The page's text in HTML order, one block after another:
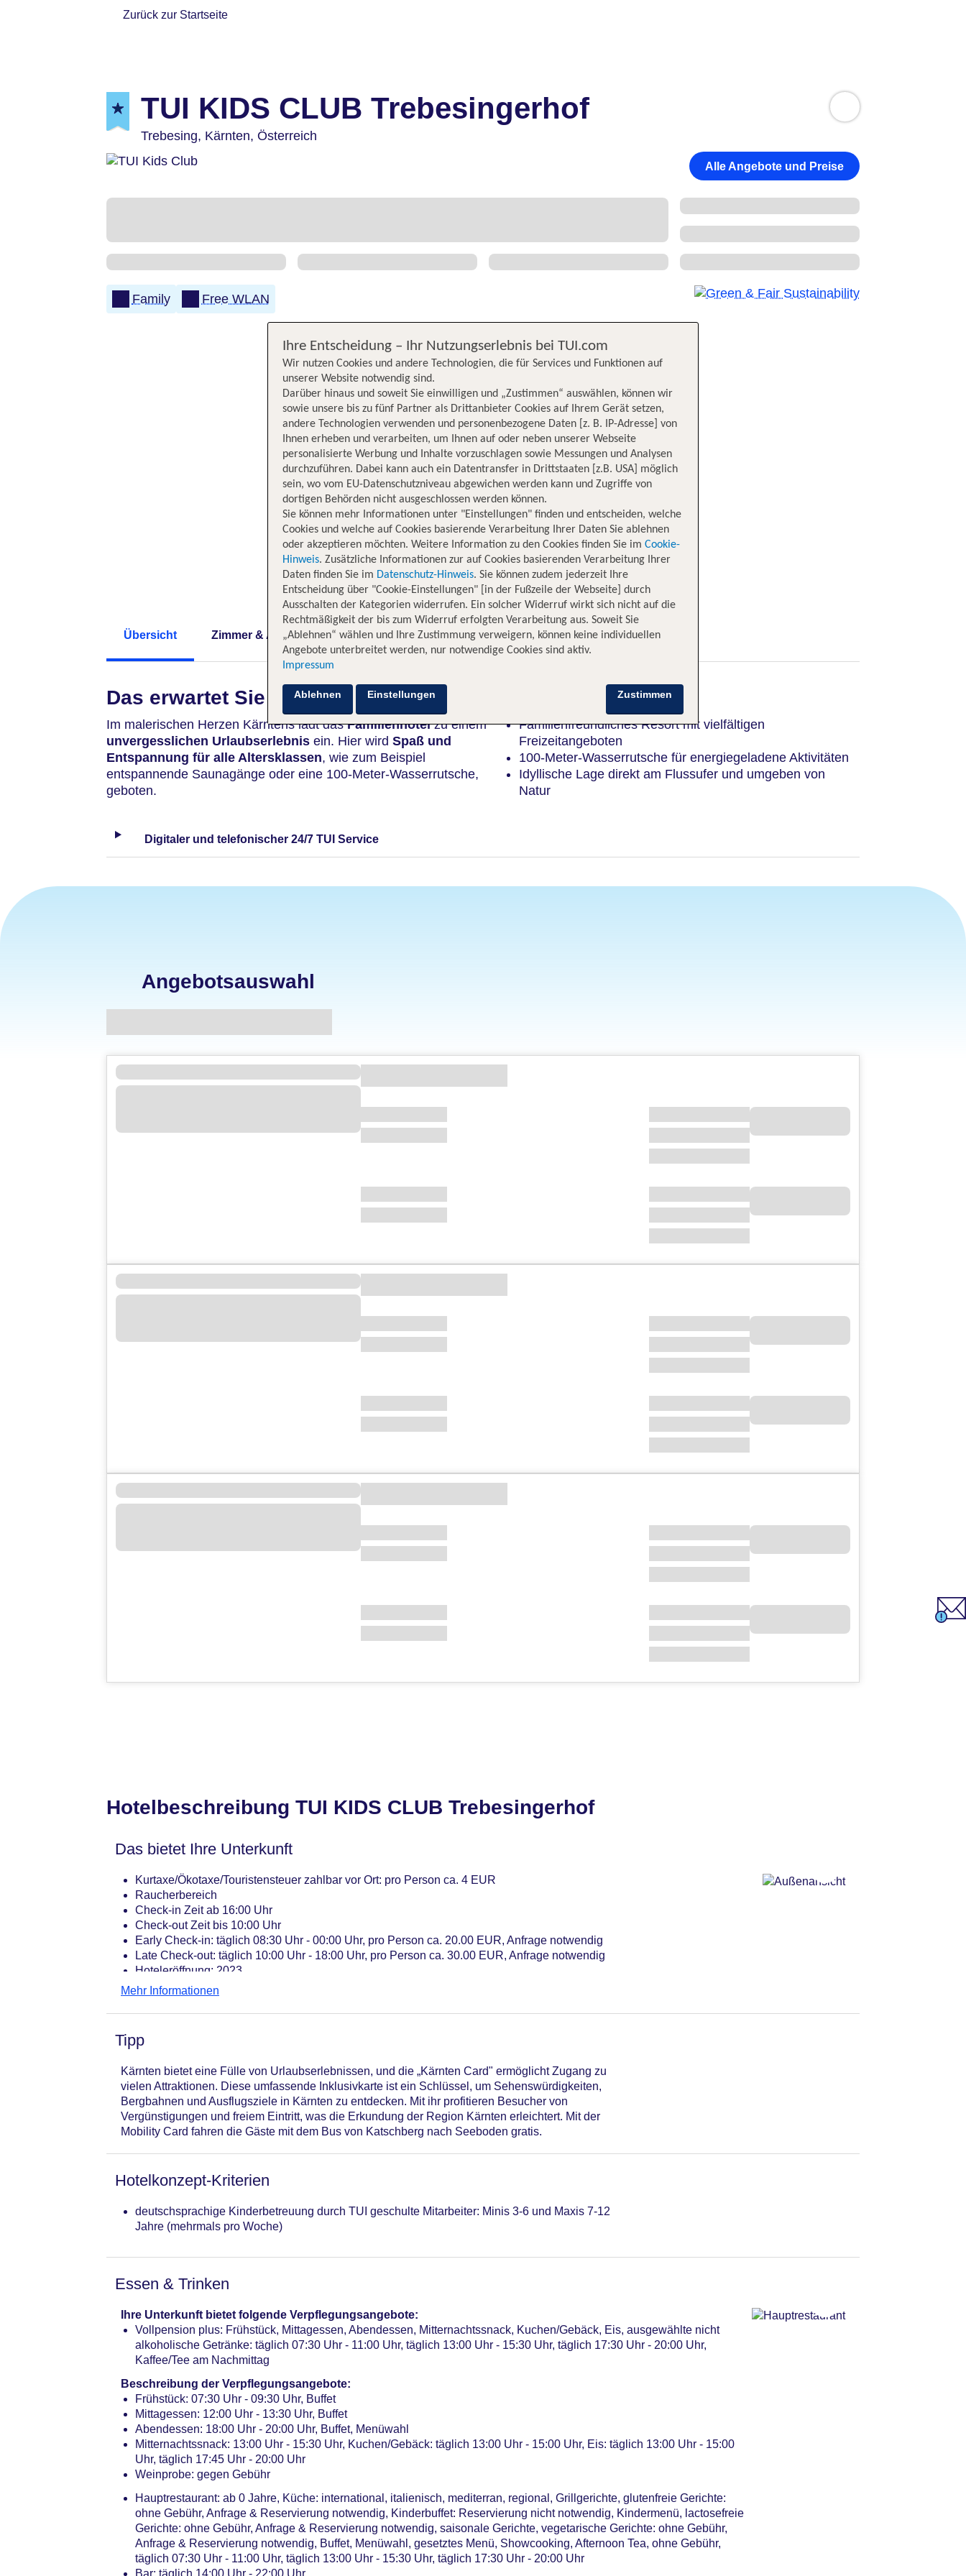
Zurück zur Startseite
TUI KIDS CLUB Trebesingerhof
Trebesing, Kärnten, Österreich
Alle Angebote und Preise
Family Free WLAN
Übersicht Zimmer & Angebote Hotelinformationen Lage Bewertungen
Das erwartet Sie
Im malerischen Herzen Kärntens lädt dasFamilienhotelzu einem
unvergesslichen Urlaubserlebnis ein. Hier wird Spaß und
Entspannung für alle Altersklassen, wie zum Beispiel
entspannende Saunagänge oder eine 100-Meter-Wasserrutsche,
geboten.
Familienfreundliches Resort mit vielfältigen
Freizeitangeboten
100-Meter-Wasserrutsche für energiegeladene Aktivitäten
Idyllische Lage direkt am Flussufer und umgeben von
Natur
Digitaler und telefonischer 24/7 TUI Service
Angebotsauswahl
Hotelbeschreibung TUI KIDS CLUB Trebesingerhof
Das bietet Ihre Unterkunft
Kurtaxe/Ökotaxe/Touristensteuer zahlbar vor Ort: pro Person ca. 4 EUR
Raucherbereich
Check-in Zeit ab 16:00 Uhr
Check-out Zeit bis 10:00 Uhr
Early Check-in: täglich 08:30 Uhr - 00:00 Uhr, pro Person ca. 20.00 EUR, Anfrage notwendig
Late Check-out: täglich 10:00 Uhr - 18:00 Uhr, pro Person ca. 30.00 EUR, Anfrage notwendig
Hoteleröffnung: 2023
Rezeption: täglich 08:00 Uhr - 21:00 Uhr, Sprachen: deutsch, englisch, spanisch, italienisch, Geldwechsel möglich
Lift
Pools: 3
Babypool „Babybecken“: Indoor, beheizbar, Anzahl Wasserrutschen: 1, integrierter Kinder/Babypool, im Wellnessbereich,
Liegen
Pool „Outdoor Pool“: Januar - Dezember, ohne Gebühr, Outdoor, beheizbar, Anzahl Wasserrutschen: 1, mit Außenbecken,
im Wellnessbereich, Liegen: ohne Gebühr, Sonnenschirme: ohne Gebühr
Whirlpool „Grotten Whirlpool“: Outdoor, beheizbar, Liegen
Badetücher: ohne Gebühr
Internet: WLAN/WiFi, im gesamten Hotel (Anlage): ohne Gebühr
Zahlungsarten: TUI Card / VISA, MasterCard, American Express, Diners, EC Karte/Maestro
Haustier: Hund erlaubt: pro Nacht ab 15 EUR, Anfrage & Reservierung notwendig, Katze erlaubt: pro Nacht ab 15 EUR,
Parkmöglichkeiten: Parkplatz (nach Verfügbarkeit), unbewacht: ohne Gebühr, Anfrage & Reservierung nicht notwendig,
Gebäudeanzahl: 1, Etagen: 4, Zimmer: 51
Mehr Informationen
Tipp
Kärnten bietet eine Fülle von Urlaubserlebnissen, und die „Kärnten Card" ermöglicht Zugang zu
vielen Attraktionen. Diese umfassende Inklusivkarte ist ein Schlüssel, um Sehenswürdigkeiten,
Bergbahnen und Ausflugsziele in Kärnten zu entdecken. Mit ihr profitieren Besucher von
Vergünstigungen und freiem Eintritt, was die Erkundung der Region Kärnten erleichtert. Mit der
Mobility Card fahren die Gäste mit dem Bus von Katschberg nach Seeboden gratis.
Hotelkonzept-Kriterien
deutschsprachige Kinderbetreuung durch TUI geschulte Mitarbeiter: Minis 3-6 und Maxis 7-12
Jahre (mehrmals pro Woche)
Essen & Trinken
Ihre Unterkunft bietet folgende Verpflegungsangebote:
Vollpension plus: Frühstück, Mittagessen, Abendessen, Mitternachtssnack, Kuchen/Gebäck, Eis, ausgewählte nicht
alkoholische Getränke: täglich 07:30 Uhr - 11:00 Uhr, täglich 13:00 Uhr - 15:30 Uhr, täglich 17:30 Uhr - 20:00 Uhr,
Kaffee/Tee am Nachmittag
Beschreibung der Verpflegungsangebote:
Frühstück: 07:30 Uhr - 09:30 Uhr, Buffet
Mittagessen: 12:00 Uhr - 13:30 Uhr, Buffet
Abendessen: 18:00 Uhr - 20:00 Uhr, Buffet, Menüwahl
Mitternachtssnack: 13:00 Uhr - 15:30 Uhr, Kuchen/Gebäck: täglich 13:00 Uhr - 15:00 Uhr, Eis: täglich 13:00 Uhr - 15:00
Uhr, täglich 17:45 Uhr - 20:00 Uhr
Weinprobe: gegen Gebühr
Hauptrestaurant: ab 0 Jahre, Küche: international, italienisch, mediterran, regional, Grillgerichte, glutenfreie Gerichte:
ohne Gebühr, Anfrage & Reservierung notwendig, Kinderbuffet: Reservierung nicht notwendig, Kindermenü, lactosefreie
Gerichte: ohne Gebühr, Anfrage & Reservierung notwendig, saisonale Gerichte, vegetarische Gerichte: ohne Gebühr,
Anfrage & Reservierung notwendig, Buffet, Menüwahl, gesetztes Menü, Showcooking, Afternoon Tea, ohne Gebühr,
täglich 07:30 Uhr - 11:00 Uhr, täglich 13:00 Uhr - 15:30 Uhr, täglich 17:30 Uhr - 20:00 Uhr
Bar: täglich 14:00 Uhr - 22:00 Uhr
Ihre Entscheidung – Ihr Nutzungserlebnis bei TUI.com
Wir nutzen Cookies und andere Technologien, die für Services und Funktionen auf
unserer Website notwendig sind.
Darüber hinaus und soweit Sie einwilligen und „Zustimmen“ auswählen, können wir
sowie unsere bis zu fünf Partner als Drittanbieter Cookies auf Ihrem Gerät setzen,
andere Technologien verwenden und personenbezogene Daten [z. B. IP-Adresse] von
Ihnen erheben und verarbeiten, um Ihnen auf oder neben unserer Webseite
personalisierte Werbung und Inhalte vorzuschlagen sowie Messungen und Analysen
durchzuführen. Dabei kann auch ein Datentransfer in Drittstaaten [z.B. USA] möglich
sein, wo vom EU-Datenschutzniveau abgewichen werden kann und Zugriffe von
dortigen Behörden nicht ausgeschlossen werden können.
Sie können mehr Informationen unter "Einstellungen" finden und entscheiden, welche
Cookies und welche auf Cookies basierende Verarbeitung Ihrer Daten Sie ablehnen
oder akzeptieren möchten. Weitere Information zu den Cookies finden Sie im Cookie-
Hinweis. Zusätzliche Informationen zur auf Cookies basierenden Verarbeitung Ihrer
Daten finden Sie im Datenschutz-Hinweis. Sie können zudem jederzeit Ihre
Entscheidung über "Cookie-Einstellungen" [in der Fußzeile der Webseite] durch
Ausschalten der Kategorien widerrufen. Ein solcher Widerruf wirkt sich nicht auf die
Rechtmäßigkeit der bis zum Widerruf erfolgten Verarbeitung aus. Soweit Sie
„Ablehnen“ wählen und Ihre Zustimmung verweigern, können keine individuellen
Angebote unterbreitet werden, nur notwendige Cookies sind aktiv.
Impressum
Zustimmen
Ablehnen Einstellungen